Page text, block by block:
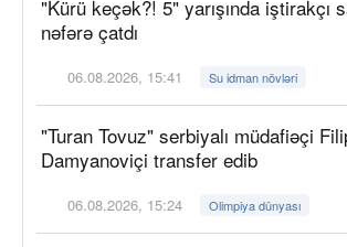
"Kürü keçək?! 5" yarışında iştirakçı
nəfərə çatdı
06.08.2026, 15:41 Su idman növləri
"Turan Tovuz" serbiyalı müdafiəçi
Damyanoviçi transfer edib
06.08.2026, 15:24 Olimpiya dünyası